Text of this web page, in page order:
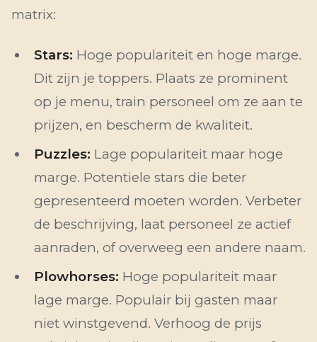
matrix:
Stars: Hoge populariteit en hoge marge.
Dit zijn je toppers. Plaats ze prominent
op je menu, train personeel om ze aan te
prijzen, en bescherm de kwaliteit.
Puzzles: Lage populariteit maar hoge
marge. Potentiele stars die beter
gepresenteerd moeten worden. Verbeter
de beschrijving, laat personeel ze actief
aanraden, of overweeg een andere naam.
Plowhorses: Hoge populariteit maar
lage marge. Populair bij gasten maar
niet winstgevend. Verhoog de prijs